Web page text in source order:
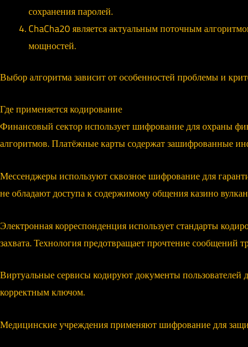
сохранения паролей.
ChaCha20 является актуальным поточным
мощностей.
Выбор алгоритма зависит от особенностей проблемы и
Где применяется кодирование
Финансовый сектор использует шифрование для охраны
алгоритмов. Платёжные карты содержат зашифрованные
Мессенджеры используют сквозное шифрование для
не обладают доступа к содержимому общения казино
Электронная корреспонденция использует стандарты
захвата. Технология предотвращает прочтение сообщений
Виртуальные сервисы кодируют документы
корректным ключом.
Медицинские учреждения применяют шифрование для